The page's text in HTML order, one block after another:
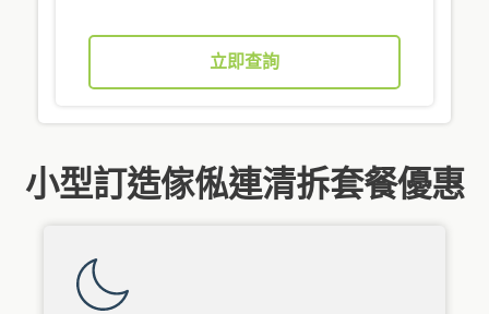
立即查詢
小型訂造傢俬連清拆套餐優惠